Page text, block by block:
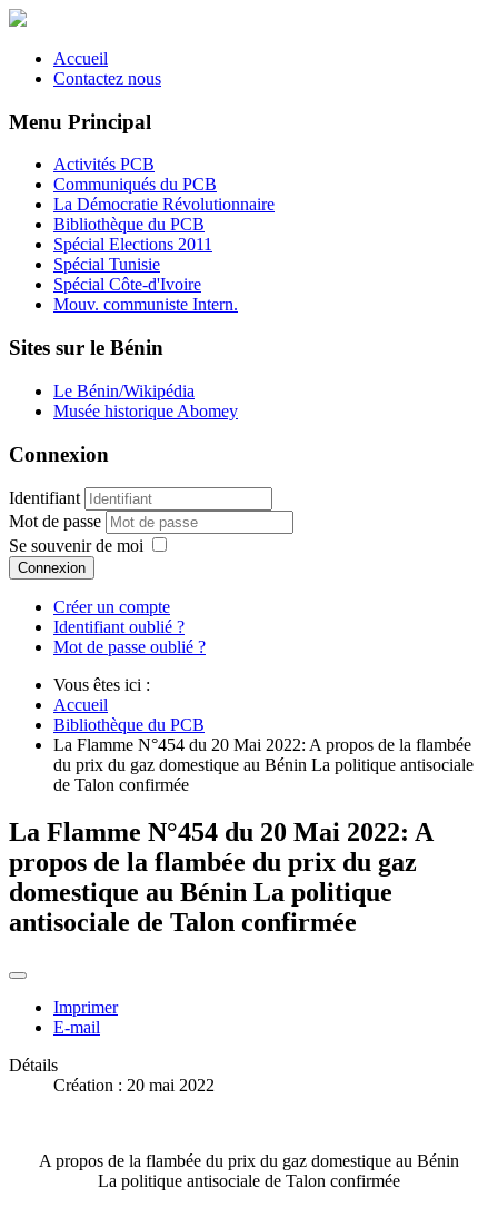
Accueil
Contactez nous
Menu Principal
Activités PCB
Communiqués du PCB
La Démocratie Révolutionnaire
Bibliothèque du PCB
Spécial Elections 2011
Spécial Tunisie
Spécial Côte-d'Ivoire
Mouv. communiste Intern.
Sites sur le Bénin
Le Bénin/Wikipédia
Musée historique Abomey
Connexion
Identifiant
Mot de passe
Se souvenir de moi
Connexion
Créer un compte
Identifiant oublié ?
Mot de passe oublié ?
Vous êtes ici :
Accueil
Bibliothèque du PCB
La Flamme N°454 du 20 Mai 2022: A propos de la flambée
du prix du gaz domestique au Bénin La politique antisociale
de Talon confirmée
La Flamme N°454 du 20 Mai 2022: A
propos de la flambée du prix du gaz
domestique au Bénin La politique
antisociale de Talon confirmée
Imprimer
E-mail
Détails
Création : 20 mai 2022
A propos de la flambée du prix du gaz domestique au Bénin
La politique antisociale de Talon confirmée